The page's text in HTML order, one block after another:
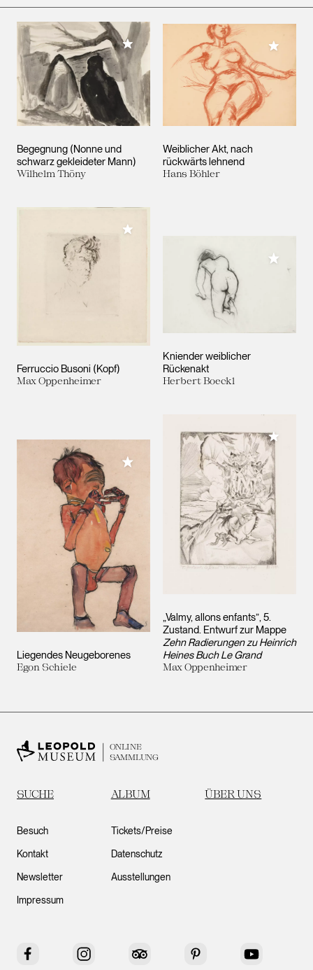
Begegnung (Nonne und
schwarz gekleideter Mann)
Wilhelm Thöny
Meiner Sammlung hinzufügen
Weiblicher Akt, nach
rückwärts lehnend
Hans Böhler
Meiner
Ferruccio Busoni (Kopf)
Max Oppenheimer
Meiner Sammlung hinzufügen
Kniender weiblicher
Rückenakt
Herbert Boeckl
Meiner
Liegendes Neugeborenes
Egon Schiele
Meiner Sammlung hinzufügen
„Valmy, allons enfants”, 5.
Zustand. Entwurf zur Mappe
Zehn Radierungen zu Heinrich
Heines Buch Le Grand
Max Oppenheimer
Meiner
ONLINE
SAMMLUNG
SUCHE ALBUM ÜBER UNS
Besuch
Kontakt
Newsletter
Impressum
Tickets/Preise
Datenschutz
Ausstellungen
Facebook Instagram Tripadvisor Pinterest YouTube